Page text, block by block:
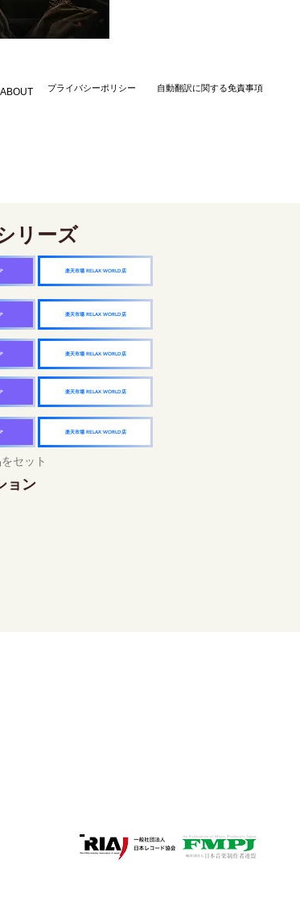
ABOUT ​プライバシーポリシー 自動翻訳に関する免責事項
リーズ
楽天市場 RELAX WORLD店
楽天市場 RELAX WORLD店
楽天市場 RELAX WORLD店
楽天市場 RELAX WORLD店
楽天市場 RELAX WORLD店
セット
ョン